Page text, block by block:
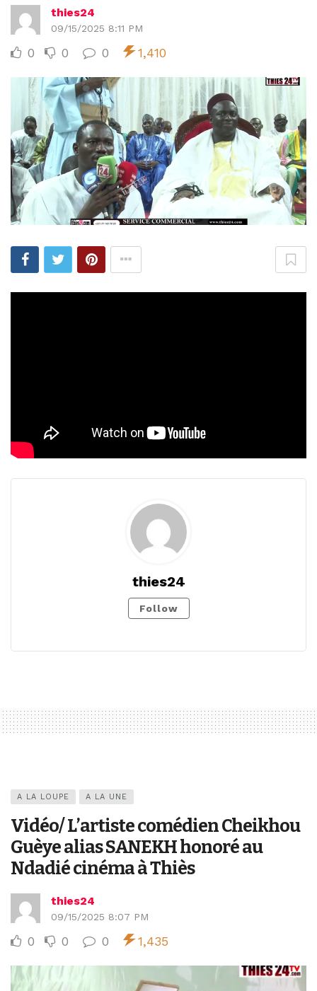
thies24
09/15/2025 8:11 PM
0 0 0 1,410
thies24
Follow
A LA LOUPE A LA UNE
Vidéo/ L’artiste comédien Cheikhou
Guèye alias SANEKH honoré au
Ndadié cinéma à Thiès
thies24
09/15/2025 8:07 PM
0 0 0 1,435